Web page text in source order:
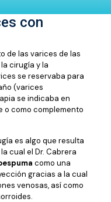
con
de las varices de las
cirugía y la
se reservaba para
(varices
se indicaba en
o como complemento
es algo que resulta
cual el Dr. Cabrera
como una
gracias a la cual
venosas, así como